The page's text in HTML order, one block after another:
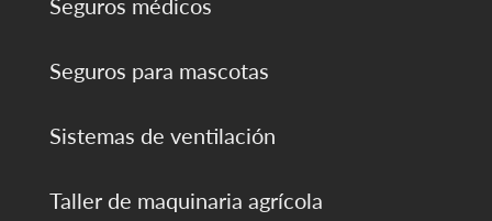
Seguros médicos
Seguros para mascotas
Sistemas de ventilación
Taller de maquinaria agrícola